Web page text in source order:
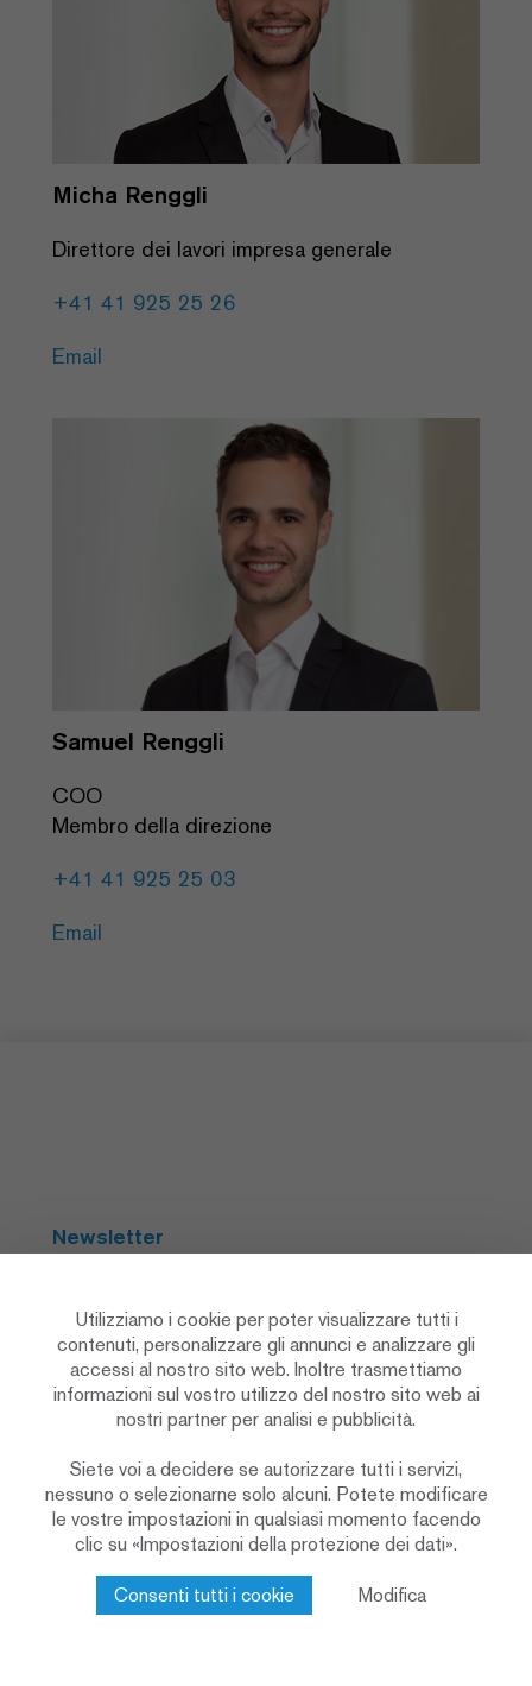
Micha Renggli
Direttore dei lavori impresa generale
+41 41 925 25 26
Email
Samuel Renggli
COO
Membro della direzione
+41 41 925 25 03
Email
Newsletter
Social Media
Informativa sulla protezione dei dati
Impostazioni sulla privacy
Cookie Policy
Colophon & note legali
Contatto
Utilizziamo i cookie per poter visualizzare tutti i
contenuti, personalizzare gli annunci e analizzare gli
accessi al nostro sito web. Inoltre trasmettiamo
informazioni sul vostro utilizzo del nostro sito web ai
nostri partner per analisi e pubblicità.
Siete voi a decidere se autorizzare tutti i servizi,
nessuno o selezionarne solo alcuni. Potete modificare
le vostre impostazioni in qualsiasi momento facendo
clic su «Impostazioni della protezione dei dati».
Consenti tutti i cookie Modifica